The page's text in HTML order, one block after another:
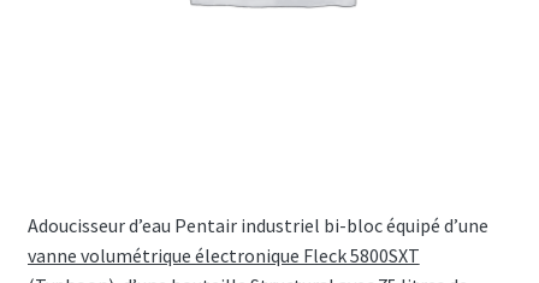
Adoucisseur d’eau Pentair industriel bi-bloc équipé d’une
vanne volumétrique électronique Fleck 5800SXT